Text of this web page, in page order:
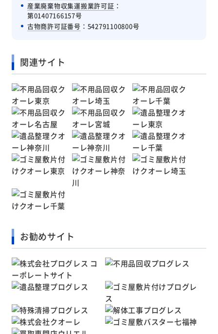
産業廃棄物収集運搬業許可証 ：
第01407166157号
古物商許可証番号 ：542791100800号
関連サイト
お勧めサイト